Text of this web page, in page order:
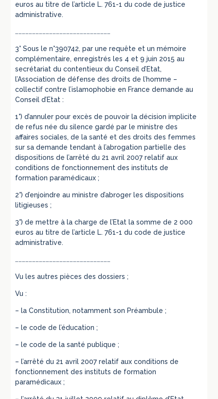
euros au titre de l’article L. 761-1 du code de justice
administrative.
…………………………………………………………………………
3° Sous le n°390742, par une requête et un mémoire
complémentaire, enregistrés les 4 et 9 juin 2015 au
secrétariat du contentieux du Conseil d’Etat,
l’Association de défense des droits de l’homme –
collectif contre l’islamophobie en France demande au
Conseil d’Etat :
1°) d’annuler pour excès de pouvoir la décision implicite
de refus née du silence gardé par le ministre des
affaires sociales, de la santé et des droits des femmes
sur sa demande tendant à l’abrogation partielle des
dispositions de l’arrêté du 21 avril 2007 relatif aux
conditions de fonctionnement des instituts de
formation paramédicaux ;
2°) d’enjoindre au ministre d’abroger les dispositions
litigieuses ;
3°) de mettre à la charge de l’Etat la somme de 2 000
euros au titre de l’article L. 761-1 du code de justice
administrative.
…………………………………………………………………………
Vu les autres pièces des dossiers ;
Vu :
– la Constitution, notamment son Préambule ;
– le code de l’éducation ;
– le code de la santé publique ;
– l’arrêté du 21 avril 2007 relatif aux conditions de
fonctionnement des instituts de formation
paramédicaux ;